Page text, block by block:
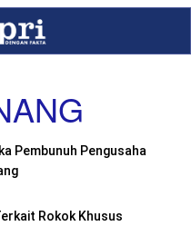
Pembunuh Pengusaha
Rokok Khusus